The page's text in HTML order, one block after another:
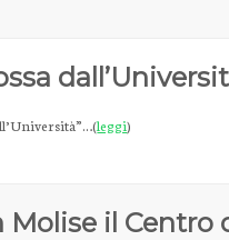
leggi)
il Centro